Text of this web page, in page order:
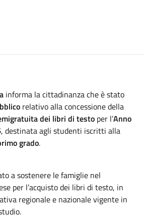
informa la cittadinanza che è stato
relativo alla concessione della
dei libri di testo per l’Anno
, destinata agli studenti iscritti alla
grado.
a sostenere le famiglie nel
per l’acquisto dei libri di testo, in
regionale e nazionale vigente in